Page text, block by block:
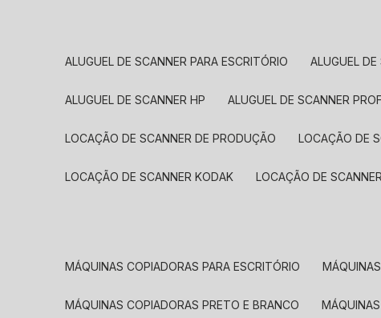
ALUGUEL DE SCANNER PARA ESCRITÓRIO ALUGUEL
ALUGUEL DE SCANNER HP ALUGUEL DE SCANNER
LOCAÇÃO DE SCANNER DE PRODUÇÃO LOCAÇÃO DE
LOCAÇÃO DE SCANNER KODAK LOCAÇÃO DE SCANNER
MÁQUINAS COPIADORAS PARA ESCRITÓRIO
MÁQUINAS COPIADORAS PRETO E BRANCO